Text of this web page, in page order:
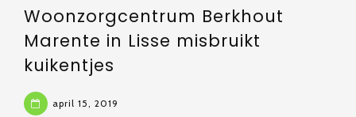
Woonzorgcentrum Berkhout
Marente in Lisse misbruikt
kuikentjes
april 15, 2019